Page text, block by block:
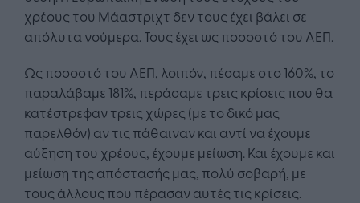
χρέους του Μάαστριχτ δεν τους έχει βάλει σε
απόλυτα νούμερα. Τους έχει ως ποσοστό του ΑΕΠ.
Ως ποσοστό του ΑΕΠ, λοιπόν, πέσαμε στο 160%, το
παραλάβαμε 181%, περάσαμε τρεις κρίσεις που θα
κατέστρεφαν τρεις χώρες (με το δικό μας
παρελθόν) αν τις πάθαιναν και αντί να έχουμε
αύξηση του χρέους, έχουμε μείωση. Και έχουμε και
μείωση της απόστασής μας, πολύ σοβαρή, με
τους άλλους που πέρασαν αυτές τις κρίσεις.